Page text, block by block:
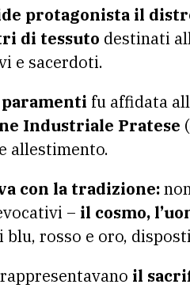
protagonista il
di tessuto destinati
e sacerdoti.
paramenti fu affidata
Industriale Pratese
allestimento.
con la tradizione:
– il cosmo,
rosso e oro,
il